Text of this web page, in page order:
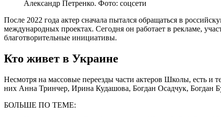
Александр Петренко. Фото: соцсети
После 2022 года актер сначала пытался обращаться в
международных проектах. Сегодня он работает в рекламе,
благотворительные инициативы.
Кто живет в Украине
Несмотря на массовые переезды части актеров Школы, есть и
них Анна Тринчер, Ирина Кудашова, Богдан Осадчук, Богдан
БОЛЬШЕ ПО ТЕМЕ: